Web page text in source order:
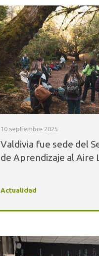
10 septiembre 2025
Valdivia fue sede del
de Aprendizaje al Aire
Actualidad